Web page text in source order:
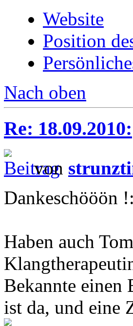
Website
Position
Nach oben
Re: 18.09.2010:
von
Dankeschööön !:
Haben auch
Bekannte einen
ist da, und eine